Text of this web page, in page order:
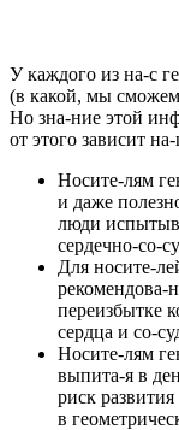
У каждого из на-с
(в какой, мы сможем
Но зна-ние этой
от этого зависит
Носите-лям
и даже
люди
сердечно-со-
Для носите-
рекомендова-
переизбытке
сердца и со-
Носите-лям
выпита-я в
риск
в